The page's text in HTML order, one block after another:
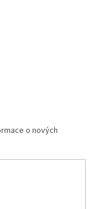
o nových